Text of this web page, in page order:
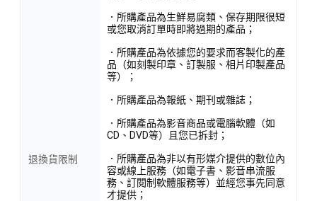
退換貨限制
．所購產品為生鮮易腐類、保存期限很短
或您取消訂單時即將過期的產品；
．所購產品為依據您的要求而客製化的產
品（如刻製印章、訂製服、相片印製產品
等）；
．所購產品為報紙、期刊或雜誌；
．所購產品為影音商品或電腦軟體（如
CD、DVD等）且您已拆封；
．所購產品為非以有形媒介提供的數位內
容或線上服務（如電子書、影音串流服
務、訂閱制軟體服務等）並經您事先同意
才提供；